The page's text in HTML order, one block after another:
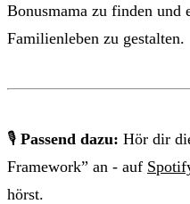
Bonusmama zu finden und
Familienleben zu gestalten.
🎙 Passend dazu: Hör dir
Framework” an - auf
hörst.